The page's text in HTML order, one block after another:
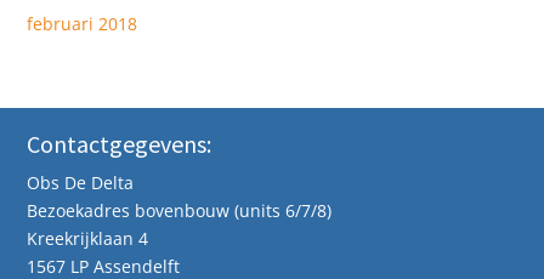
februari 2018
Contactgegevens:
Obs De Delta
Bezoekadres bovenbouw (units 6/7/8)
Kreekrijklaan 4
1567 LP Assendelft